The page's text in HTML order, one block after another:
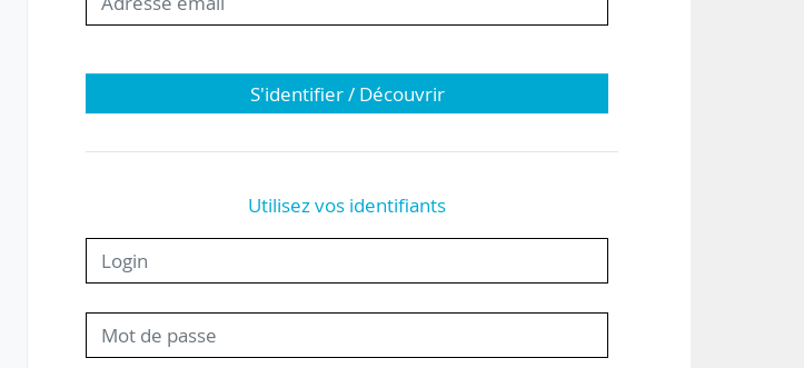
S'identifier / Découvrir
Utilisez vos identifiants